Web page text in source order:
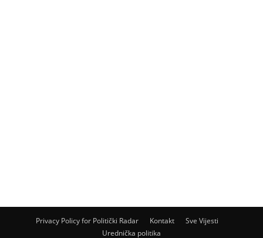
Privacy Policy for Politički Radar Kontakt
Sve Vijesti
Urednička politika